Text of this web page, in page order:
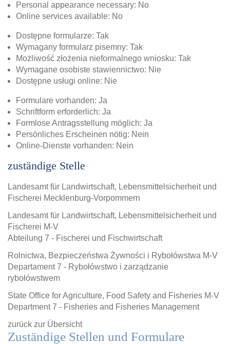
Personal appearance necessary: No
Online services available: No
Dostępne formularze: Tak
Wymagany formularz pisemny: Tak
Możliwość złożenia nieformalnego wniosku: Tak
Wymagane osobiste stawiennictwo: Nie
Dostępne usługi online: Nie
Formulare vorhanden: Ja
Schriftform erforderlich: Ja
Formlose Antragsstellung möglich: Ja
Persönliches Erscheinen nötig: Nein
Online-Dienste vorhanden: Nein
zuständige Stelle
Landesamt für Landwirtschaft, Lebensmittelsicherheit und
Fischerei Mecklenburg-Vorpommern
Landesamt für Landwirtschaft, Lebensmittelsicherheit und
Fischerei M-V
Abteilung 7 - Fischerei und Fischwirtschaft
Rolnictwa, Bezpieczeństwa Żywności i Rybołówstwa M-V
Departament 7 - Rybołówstwo i zarządzanie
rybołówstwem
State Office for Agriculture, Food Safety and Fisheries M-V
Department 7 - Fisheries and Fisheries Management
zurück zur Übersicht
Zuständige Stellen und Formulare